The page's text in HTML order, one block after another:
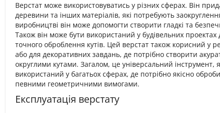
Верстат може використовуватись у різних сферах. Він
деревини та інших матеріалів, які потребують
виробництві він може допомогти створити гладкі та
Також він може бути використаний у будівельних проектах
точного оброблення кутів. Цей верстат також корисний у
або для декоративних завдань, де потрібно створити
округлими кутами. Загалом, це універсальний інструмент,
використаний у багатьох сферах, де потрібно якісно
певними геометричними вимогами.
Експлуатація верстату